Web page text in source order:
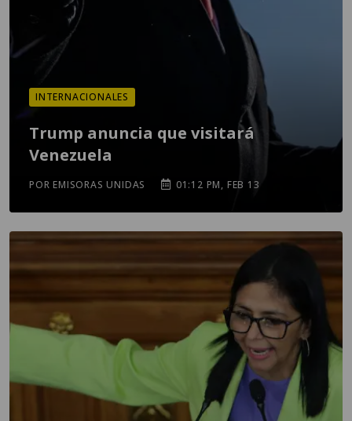
INTERNACIONALES
Trump anuncia que visitará
Venezuela
POR EMISORAS UNIDAS 01:12 PM, FEB 13